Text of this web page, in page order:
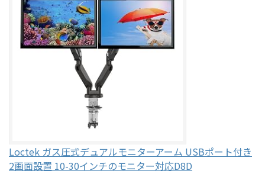
Loctek ガス圧式デュアルモニターアーム USBポート付き
2画面設置 10-30インチのモニター対応D8D